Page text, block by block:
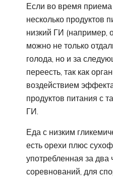
Если во время приема
несколько продуктов
низкий ГИ (например,
можно не только
голода, но и за
переесть, так как
воздействием
продуктов питания с
ГИ.
Еда с низким
есть орехи плюс
употребленная за два
соревнований, для